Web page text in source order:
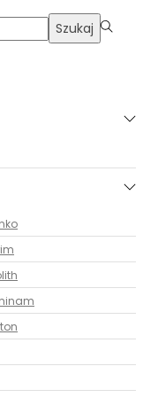
Szukaj